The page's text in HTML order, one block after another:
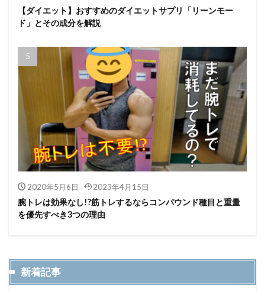
【ダイエット】おすすめのダイエットサプリ「リーンモー
ド」とその成分を解説
2020年5月6日 2023年4月15日
腕トレは効果なし!?筋トレするならコンパウンド種目と重量
を優先すべき3つの理由
新着記事